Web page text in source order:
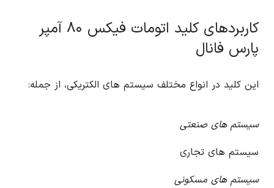
کاربردهای کلید اتومات فیکس ۸۰ آمپر
پارس فانال
این کلید در انواع مختلف سیستم های الکتریکی، از جمله:
سیستم های صنعتی
سیستم های تجاری
سیستم های مسکونی